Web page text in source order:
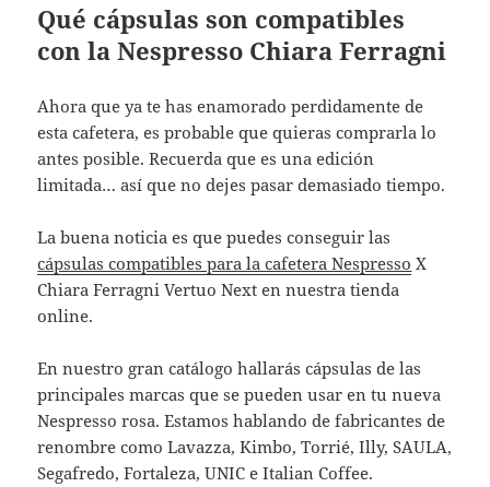
Qué cápsulas son compatibles
con la Nespresso Chiara Ferragni
Ahora que ya te has enamorado perdidamente de
esta cafetera, es probable que quieras comprarla lo
antes posible. Recuerda que es una edición
limitada… así que no dejes pasar demasiado tiempo.
La buena noticia es que puedes conseguir las
cápsulas compatibles para la cafetera Nespresso X
Chiara Ferragni Vertuo Next en nuestra tienda
online.
En nuestro gran catálogo hallarás cápsulas de las
principales marcas que se pueden usar en tu nueva
Nespresso rosa. Estamos hablando de fabricantes de
renombre como Lavazza, Kimbo, Torrié, Illy, SAULA,
Segafredo, Fortaleza, UNIC e Italian Coffee.